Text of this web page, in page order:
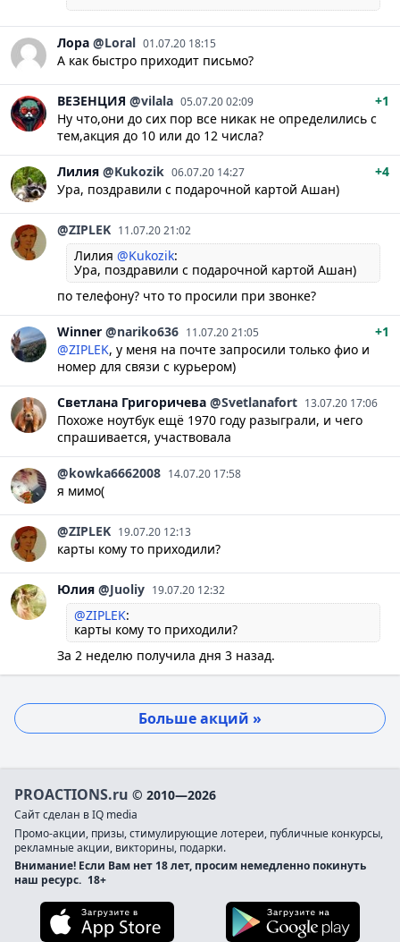
Лора @Loral 01.07.20 18:15
А как быстро приходит письмо?
ВЕЗЕНЦИЯ @vilala 05.07.20 02:09
+1
Ну что,они до сих пор все никак не определились с
тем,акция до 10 или до 12 числа?
Лилия @Kukozik 06.07.20 14:27
+4
Ура, поздравили с подарочной картой Ашан)
@ZIPLEK 11.07.20 21:02
Лилия @Kukozik:
Ура, поздравили с подарочной картой Ашан)
по телефону? что то просили при звонке?
Winner @nariko636 11.07.20 21:05
+1
@ZIPLEK, у меня на почте запросили только фио и
номер для связи с курьером)
Светлана Григоричева @Svetlanafort 13.07.20 17:06
Похоже ноутбук ещё 1970 году разыграли, и чего
спрашивается, участвовала
@kowka6662008 14.07.20 17:58
я мимо(
@ZIPLEK 19.07.20 12:13
карты кому то приходили?
Юлия @Juoliy 19.07.20 12:32
@ZIPLEK:
карты кому то приходили?
За 2 неделю получила дня 3 назад.
Больше акций »
PROACTIONS.ru © 2010—2026
Сайт сделан в IQ media
Промо-акции, призы, стимулирующие лотереи, публичные конкурсы,
рекламные акции, викторины, подарки.
Внимание! Если Вам нет 18 лет, просим немедленно покинуть
наш ресурс. 18+
Загрузите в App Store